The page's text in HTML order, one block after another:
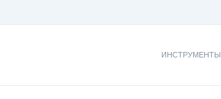
ИНСТРУМЕНТЫ